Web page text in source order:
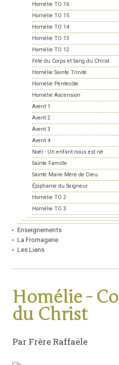
Homélie TO 16
Homélie TO 15
Homélie TO 14
Homélie TO 13
Homélie TO 12
Fête du Corps et Sang du Christ
Homélie Sainte Trinité
Homélie Pentecôte
Homélie Ascension
Avent 1
Avent 2
Avent 3
Avent 4
Noël - Un enfant nous est né
Sainte Famille
Sainte Marie Mère de Dieu
Épiphanie du Seigneur
Homélie TO 2
Homélie TO 3
Enseignements
La Fromagerie
Les Liens
Homélie -
du Christ
Par Frère Raffaële